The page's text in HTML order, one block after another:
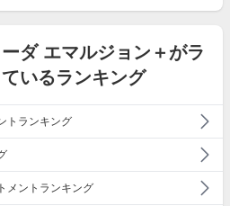
ダ エマルジョン＋がラ
いるランキング
トランキング
メントランキング